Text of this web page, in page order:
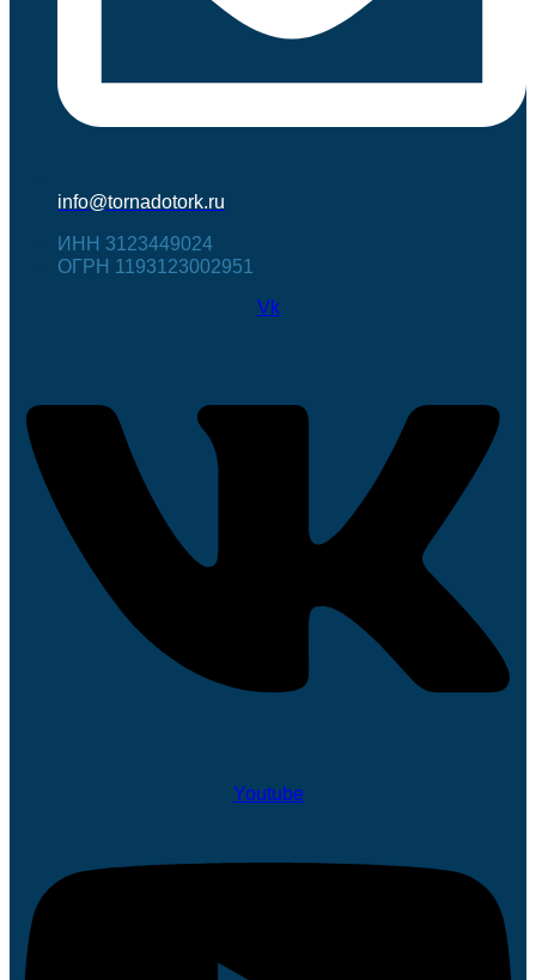
info@tornadotork.ru
ИНН 3123449024
ОГРН 1193123002951
Vk
Youtube